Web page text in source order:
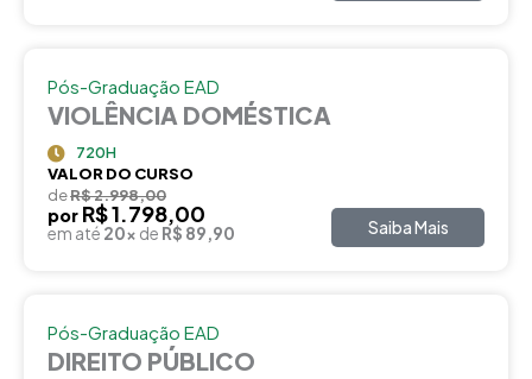
Pós-Graduação EAD
VIOLÊNCIA DOMÉSTICA
720H
VALOR DO CURSO
deR$ 2.998,00
por R$ 1.798,00
em até 20x de R$ 89,90 Saiba Mais
Pós-Graduação EAD
DIREITO PÚBLICO